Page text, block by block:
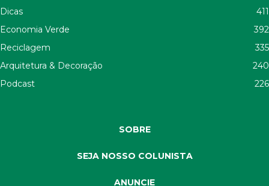
Dicas
411
Economia Verde
392
Reciclagem
335
Arquitetura & Decoração
240
Podcast
226
SOBRE
SEJA NOSSO COLUNISTA
ANUNCIE